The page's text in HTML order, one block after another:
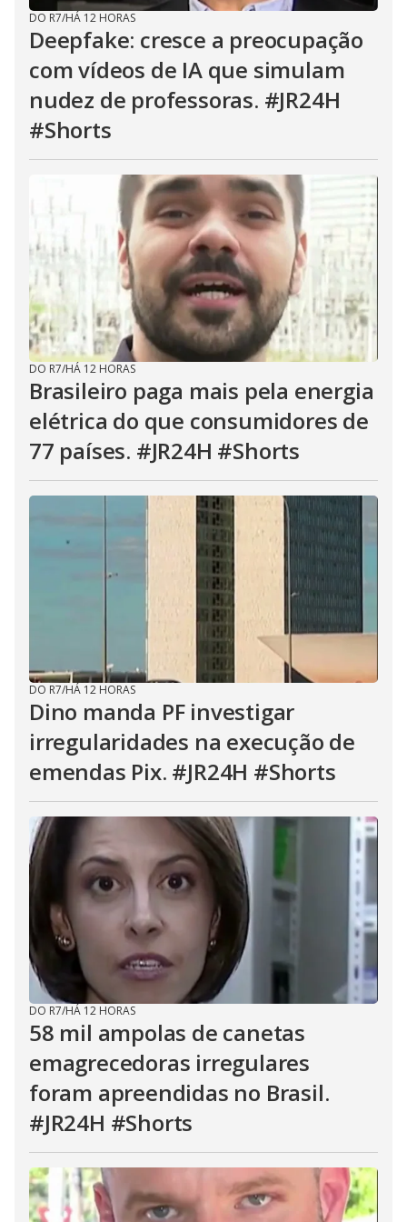
DO R7/HÁ 12 HORAS
Deepfake: cresce a preocupação
com vídeos de IA que simulam
nudez de professoras. #JR24H
#Shorts
DO R7/HÁ 12 HORAS
Brasileiro paga mais pela energia
elétrica do que consumidores de
77 países. #JR24H #Shorts
DO R7/HÁ 12 HORAS
Dino manda PF investigar
irregularidades na execução de
emendas Pix. #JR24H #Shorts
DO R7/HÁ 12 HORAS
58 mil ampolas de canetas
emagrecedoras irregulares
foram apreendidas no Brasil.
#JR24H #Shorts